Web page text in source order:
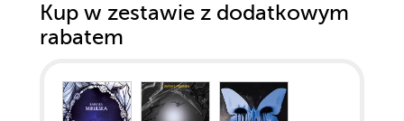
Kup w zestawie z dodatkowym
rabatem